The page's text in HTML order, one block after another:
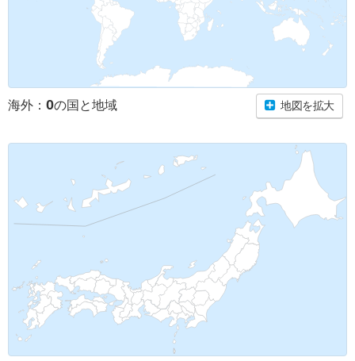
海外： 0の国と地域 地図を拡大